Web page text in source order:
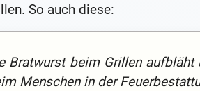
So auch diese:
Bratwurst beim Grillen
Menschen in der